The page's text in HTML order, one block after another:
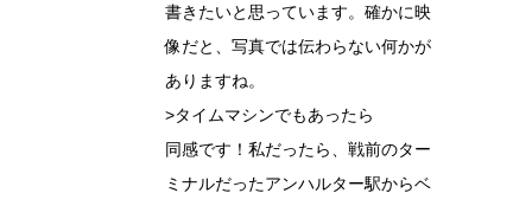
書きたいと思っています。確かに映
像だと、写真では伝わらない何かが
ありますね。
>タイムマシンでもあったら
同感です！私だったら、戦前のター
ミナルだったアンハルター駅からベ